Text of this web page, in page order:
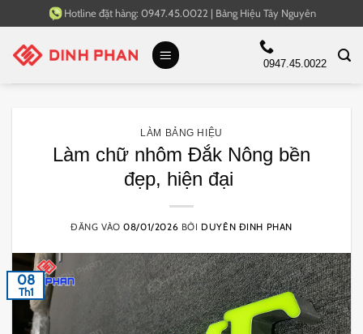
qua
nội
Hotline đặt hàng: 0947.45.0022 | Bảng Hiệu Tây Nguyên
0947.45.0022
LÀM BẢNG HIỆU
Làm chữ nhôm Đắk Nông bền
đẹp, hiện đại
ĐĂNG VÀO08/01/2026 BỞI DUYÊN ĐINH PHAN
08
Th1